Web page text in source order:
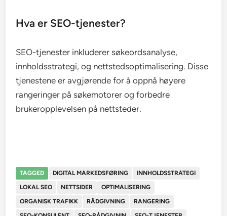
Hva er SEO-tjenester?
SEO-tjenester inkluderer søkeordsanalyse,
innholdsstrategi, og nettstedsoptimalisering. Disse
tjenestene er avgjørende for å oppnå høyere
rangeringer på søkemotorer og forbedre
brukeropplevelsen på nettsteder.
TAGGED DIGITAL MARKEDSFØRING
INNHOLDSSTRATEGI
LOKAL SEO
NETTSIDER
OPTIMALISERING
ORGANISK TRAFIKK
RÅDGIVNING
RANGERING